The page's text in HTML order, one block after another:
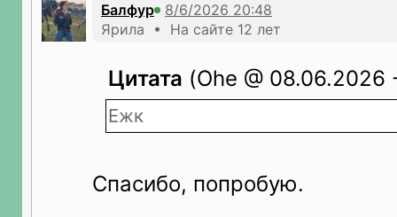
Балфур
Ярила • На сайте 12 лет
Цитата (Ohe @ 08.06.2026
Ежк
Спасибо, попробую.